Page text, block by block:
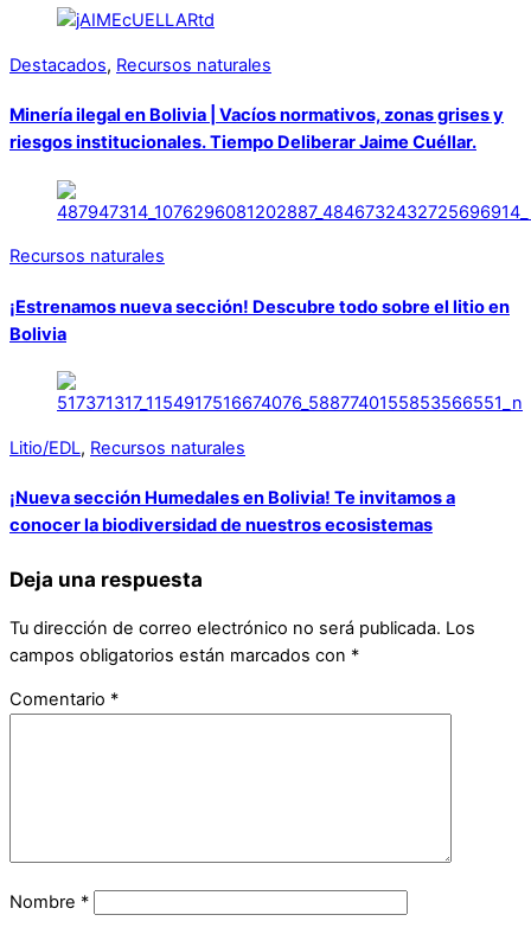
Destacados, Recursos naturales
Minería ilegal en Bolivia | Vacíos normativos, zonas grises y
riesgos institucionales. Tiempo Deliberar Jaime Cuéllar.
Recursos naturales
¡Estrenamos nueva sección! Descubre todo sobre el litio en
Bolivia
Litio/EDL, Recursos naturales
¡Nueva sección Humedales en Bolivia! Te invitamos a
conocer la biodiversidad de nuestros ecosistemas
Deja una respuesta
Tu dirección de correo electrónico no será publicada. Los
campos obligatorios están marcados con *
Comentario *
Nombre *